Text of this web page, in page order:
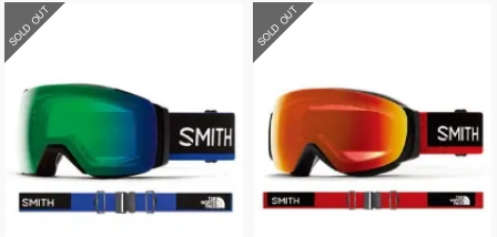
SOLD OUT SOLD OUT